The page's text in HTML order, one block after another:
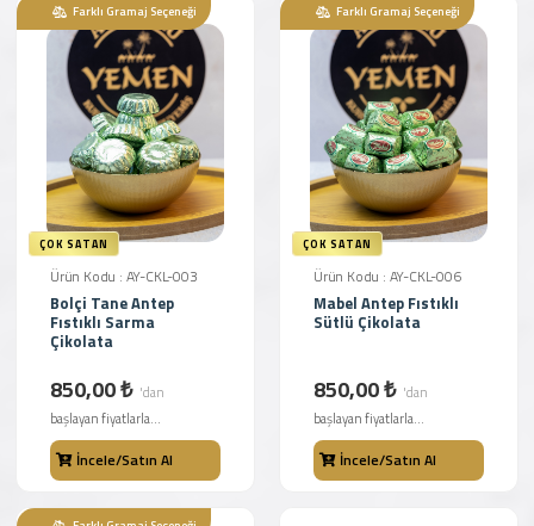
ÇOK SATAN
Farklı Gramaj Seçeneği
Ürün Kodu : AY-CKL-003
Bolçi Tane Antep
Fıstıklı Sarma
Çikolata
850,00 ₺ 'dan
başlayan fiyatlarla...
İncele/Satın Al
ÇOK SATAN
Farklı Gramaj Seçeneği
Ürün Kodu : AY-CKL-006
Mabel Antep Fıstıklı
Sütlü Çikolata
850,00 ₺ 'dan
başlayan fiyatlarla...
İncele/Satın Al